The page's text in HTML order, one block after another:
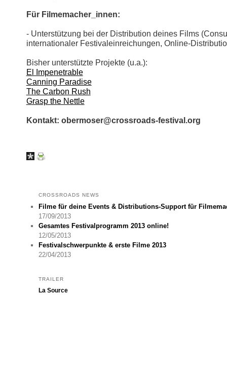
Für Filmemacher_innen:
- Unterstützung bei der Distribution deines Films
internationaler Festivaleinreichungen, Online-
Bisher unterstützte Projekte (u.a.):
El Impenetrable
Canning Paradise
The Carbon Rush
Grasp the Nettle
Kontakt: obermoser@crossroads-festival.org
CROSSROADS NEWS
Filme für deine Events & Distributions-Support für
17/09/2013
Gesamtes Festivalprogramm 2013 online!
12/05/2013
Festivalschwerpunkte & erste Filme 2013
22/04/2013
TRAILER
La Source